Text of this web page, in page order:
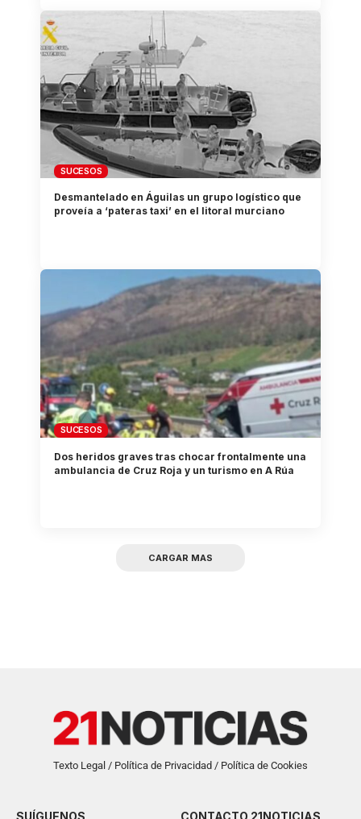
SUCESOS
Desmantelado en Águilas un grupo logístico que
proveía a ‘pateras taxi’ en el litoral murciano
SUCESOS
Dos heridos graves tras chocar frontalmente una
ambulancia de Cruz Roja y un turismo en A Rúa
CARGAR MAS
Texto Legal / Política de Privacidad / Política de Cookies
SUÍGUENOS CONTACTO 21NOTICIAS